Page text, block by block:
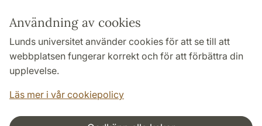
Användning av cookies
Lunds universitet använder cookies för att se till att
webbplatsen fungerar korrekt och för att förbättra din
upplevelse.
Läs mer i vår cookiepolicy
TYPO3-login
Följ oss i sociala medier